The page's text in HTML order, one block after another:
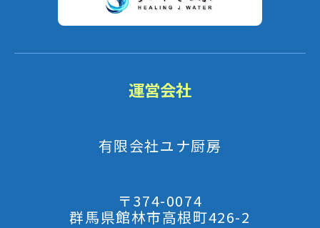
運営会社
有限会社ユナ厨房
〒374-0074
群馬県館林市高根町426-2